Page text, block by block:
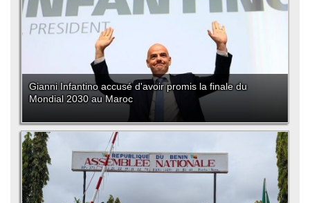
Gianni Infantino accusé d'avoir promis la finale du
Mondial 2030 au Maroc